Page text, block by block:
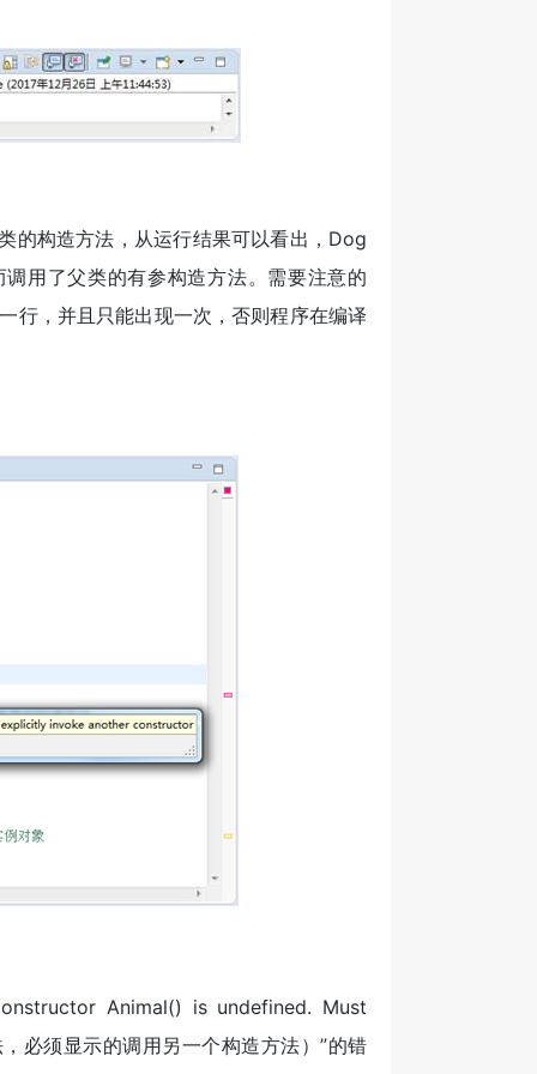
的构造方法，从运行结果可以看出，Dog
用了父类的有参构造方法。需要注意的
行，并且只能出现一次，否则程序在编译
Animal() is undefined. Must
须显示的调用另一个构造方法）”的错